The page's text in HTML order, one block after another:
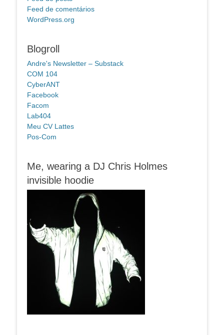
Feed de comentários
WordPress.org
Blogroll
Andre's Newsletter – Substack
COM 104
CyberANT
Facebook
Facom
Lab404
Meu CV Lattes
Pos-Com
Me, wearing a DJ Chris Holmes
invisible hoodie